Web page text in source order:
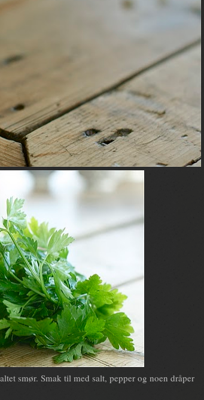
smør. Smak til med salt, pepper og noen dråper